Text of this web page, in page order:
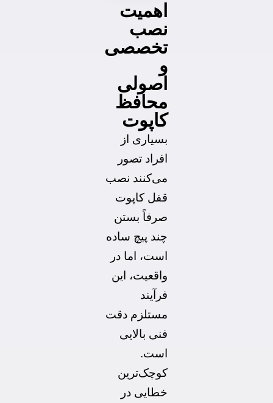
اهمیت
نصب
تخصصی
و
اصولی
محافظ
کاپوت
بسیاری از
افراد تصور
می‌کنند نصب
قفل کاپوت
صرفاً بستن
چند پیچ ساده
است، اما در
واقعیت، این
فرآیند
مستلزم دقت
فنی بالایی
است.
کوچک‌ترین
خطایی در